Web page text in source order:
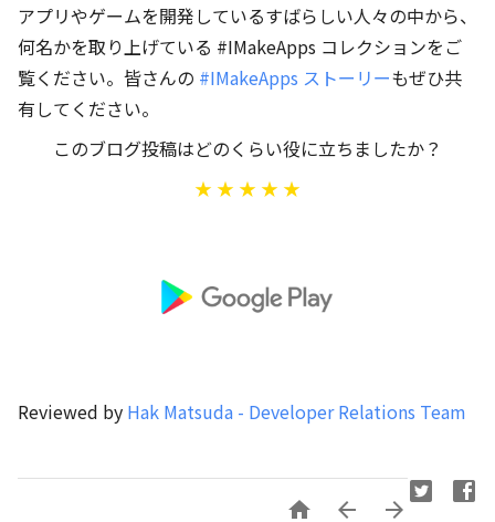
アプリやゲームを開発しているすばらしい人々の中から、
何名かを取り上げている #IMakeApps コレクションをご
覧ください。皆さんの #IMakeApps ストーリーもぜひ共
有してください。
このブログ投稿はどのくらい役に立ちましたか？
★ ★ ★ ★ ★
Reviewed by Hak Matsuda - Developer Relations Team
  